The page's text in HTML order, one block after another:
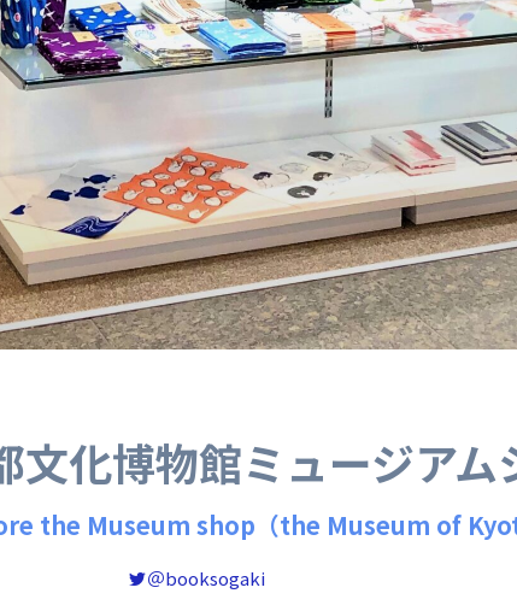
化博物館ミュージアム
the Museum shop（the Museum of
＠booksogaki